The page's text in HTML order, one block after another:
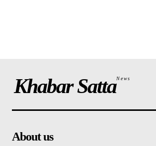
Khabar SattaNews
About us